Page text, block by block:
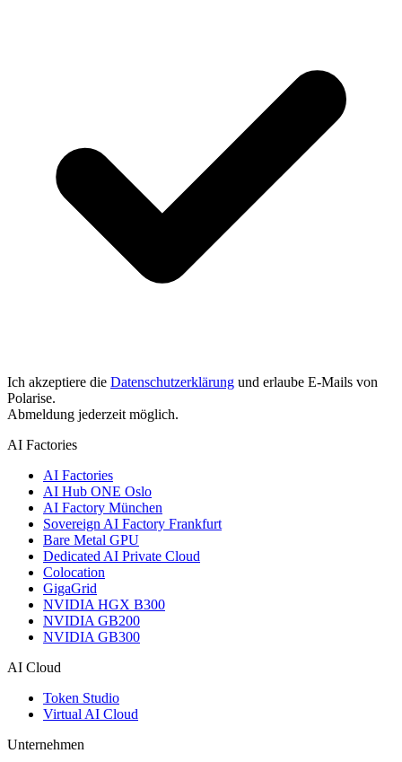
Ich akzeptiere die Datenschutzerklärung und erlaube E-Mails von
Polarise.
Abmeldung jederzeit möglich.
AI Factories
AI Factories
AI Hub ONE Oslo
AI Factory München
Sovereign AI Factory Frankfurt
Bare Metal GPU
Dedicated AI Private Cloud
Colocation
GigaGrid
NVIDIA HGX B300
NVIDIA GB200
NVIDIA GB300
AI Cloud
Token Studio
Virtual AI Cloud
Unternehmen